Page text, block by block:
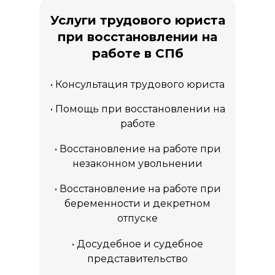
• Консультация трудового юриста
• Восстановление на работе при
незаконном увольнении
• Восстановление на работе при
беременности и декретном
отпуске
• Досудебное и судебное
представительство
• Помощь при восстановлении на
работе
Услуги трудового юриста
при восстановлении на
работе в СПб